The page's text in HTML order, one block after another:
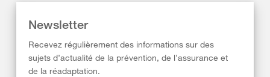
Newsletter
Recevez régulièrement des informations sur des
sujets d’actualité de la prévention, de l’assurance et
de la réadaptation.